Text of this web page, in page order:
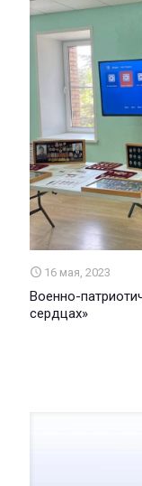
16 мая, 2023
Военно-
сердцах»